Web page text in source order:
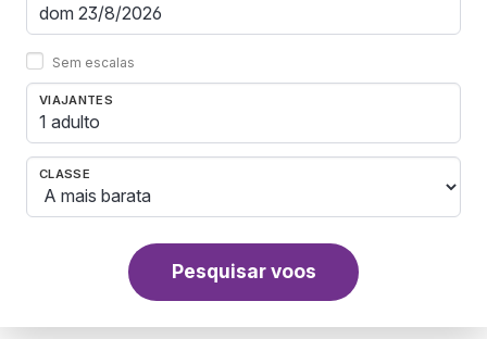
Sem escalas
VIAJANTES
1 adulto
CLASSE
Pesquisar voos